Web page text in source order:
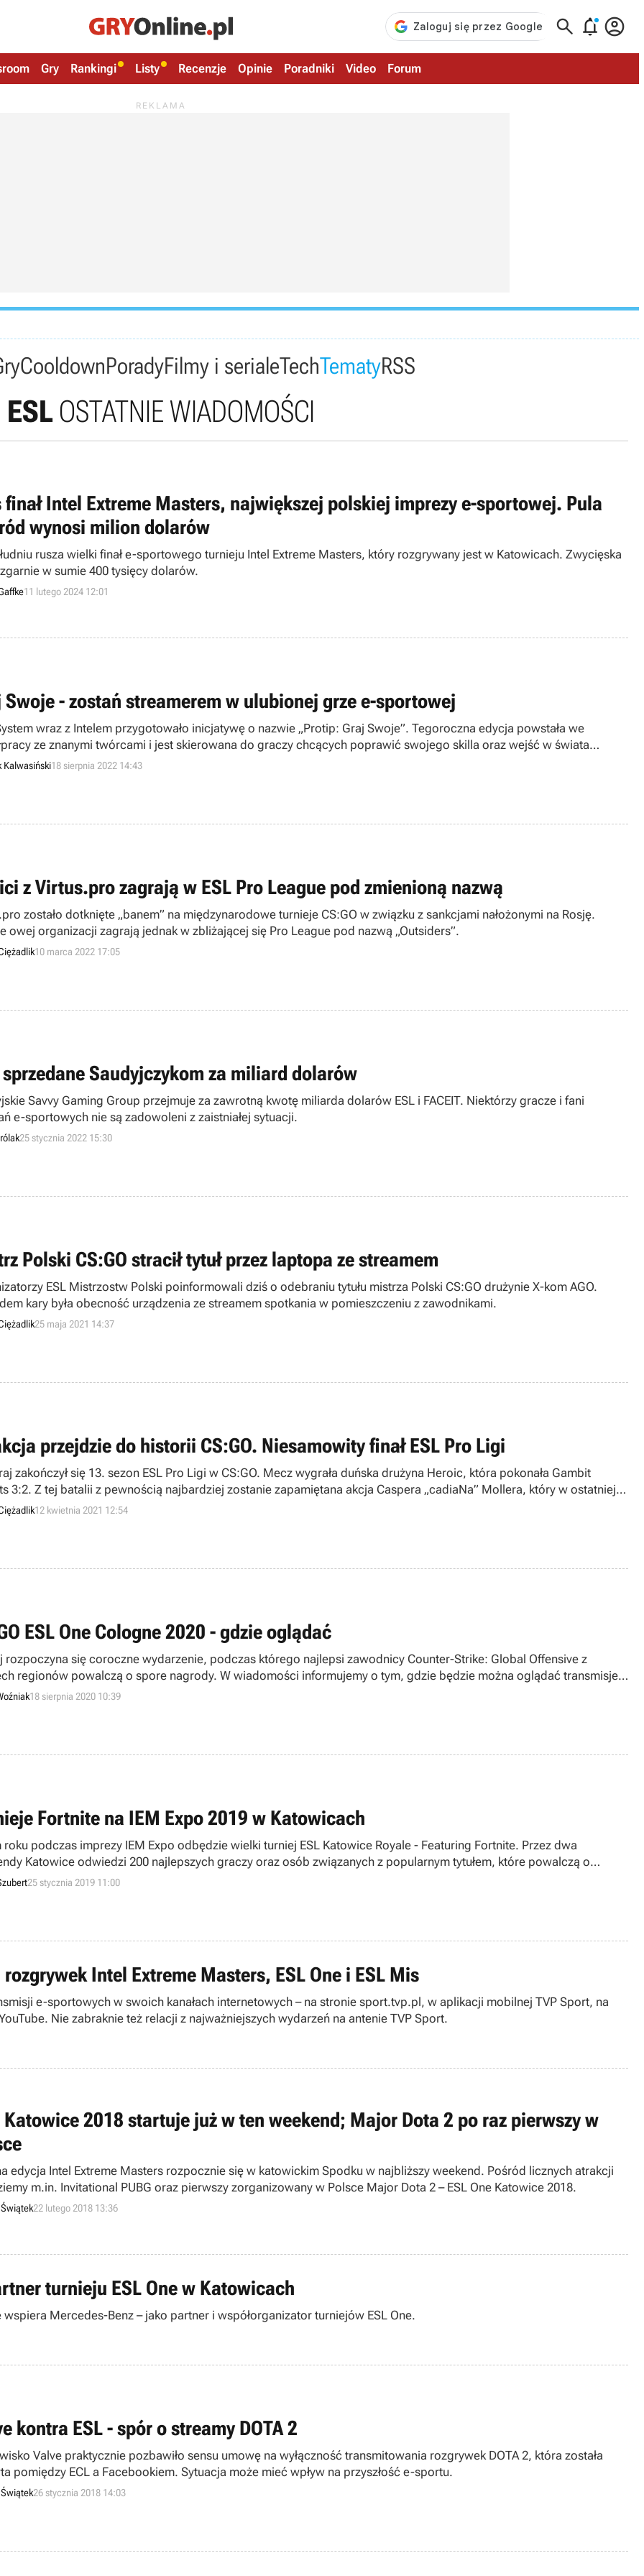
  
Gry Rankingi Listy Recenzje Opinie Poradniki Video Forum
CooldownPoradyFilmy i serialeTechTematyRSS
ESL OSTATNIE WIADOMOŚCI
finał Intel Extreme Masters, największej polskiej imprezy e-sportowej. Pula
wynosi milion dolarów
rusza wielki finał e-sportowego turnieju Intel Extreme Masters, który rozgrywany jest w Katowicach. Zwycięska
w sumie 400 tysięcy dolarów.
11 lutego 2024 12:01
Swoje - zostań streamerem w ulubionej grze e-sportowej
wraz z Intelem przygotowało inicjatywę o nazwie „Protip: Graj Swoje”. Tegoroczna edycja powstała we
ze znanymi twórcami i jest skierowana do graczy chcących poprawić swojego skilla oraz wejść w świata
Kalwasiński18 sierpnia 2022 14:43
z Virtus.pro zagrają w ESL Pro League pod zmienioną nazwą
zostało dotknięte „banem” na międzynarodowe turnieje CS:GO w związku z sankcjami nałożonymi na Rosję.
owej organizacji zagrają jednak w zbliżającej się Pro League pod nazwą „Outsiders”.
10 marca 2022 17:05
sprzedane Saudyjczykom za miliard dolarów
Savvy Gaming Group przejmuje za zawrotną kwotę miliarda dolarów ESL i FACEIT. Niektórzy gracze i fani
e-sportowych nie są zadowoleni z zaistniałej sytuacji.
25 stycznia 2022 15:30
Polski CS:GO stracił tytuł przez laptopa ze streamem
ESL Mistrzostw Polski poinformowali dziś o odebraniu tytułu mistrza Polski CS:GO drużynie X-kom AGO.
kary była obecność urządzenia ze streamem spotkania w pomieszczeniu z zawodnikami.
25 maja 2021 14:37
przejdzie do historii CS:GO. Niesamowity finał ESL Pro Ligi
zakończył się 13. sezon ESL Pro Ligi w CS:GO. Mecz wygrała duńska drużyna Heroic, która pokonała Gambit
3:2. Z tej batalii z pewnością najbardziej zostanie zapamiętana akcja Caspera „cadiaNa” Mollera, który w ostatniej
popisał się fantastycznym clutchem.
12 kwietnia 2021 12:54
ESL One Cologne 2020 - gdzie oglądać
rozpoczyna się coroczne wydarzenie, podczas którego najlepsi zawodnicy Counter-Strike: Global Offensive z
regionów powalczą o spore nagrody. W wiadomości informujemy o tym, gdzie będzie można oglądać transmisje z
18 sierpnia 2020 10:39
Fortnite na IEM Expo 2019 w Katowicach
roku podczas imprezy IEM Expo odbędzie wielki turniej ESL Katowice Royale - Featuring Fortnite. Przez dwa
Katowice odwiedzi 200 najlepszych graczy oraz osób związanych z popularnym tytułem, które powalczą o
nagrody pieniężne. Ponadto powstanie duża strefa Fortnite, w której do rywalizacji będzie mógł stanąć każdy
25 stycznia 2019 11:00
Intel Extreme Masters, ESL One i ESL Mis
e-sportowych w swoich kanałach internetowych – na stronie sport.tvp.pl, w aplikacji mobilnej TVP Sport, na
Nie zabraknie też relacji z najważniejszych wydarzeń na antenie TVP Sport.
Katowice 2018 startuje już w ten weekend; Major Dota 2 po raz pierwszy w
edycja Intel Extreme Masters rozpocznie się w katowickim Spodku w najbliższy weekend. Pośród licznych atrakcji
m.in. Invitational PUBG oraz pierwszy zorganizowany w Polsce Major Dota 2 – ESL One Katowice 2018.
22 lutego 2018 13:36
turnieju ESL One w Katowicach
Mercedes-Benz – jako partner i współorganizator turniejów ESL One.
kontra ESL - spór o streamy DOTA 2
Valve praktycznie pozbawiło sensu umowę na wyłączność transmitowania rozgrywek DOTA 2, która została
pomiędzy ECL a Facebookiem. Sytuacja może mieć wpływ na przyszłość e-sportu.
26 stycznia 2018 14:03